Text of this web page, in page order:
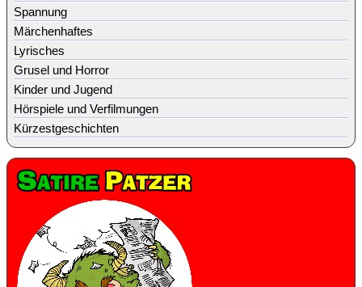
Spannung
Märchenhaftes
Lyrisches
Grusel und Horror
Kinder und Jugend
Hörspiele und Verfilmungen
Kürzestgeschichten